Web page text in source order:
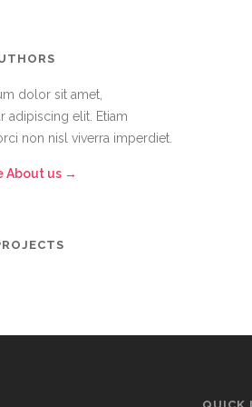
dolor sit amet,
adipiscing elit. Etiam
non nisl viverra imperdiet.
About us →